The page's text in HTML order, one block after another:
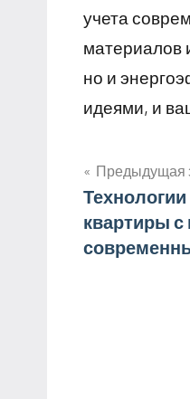
учета
материалов
но и
идеями, и
по
Предыдущая
квартиры